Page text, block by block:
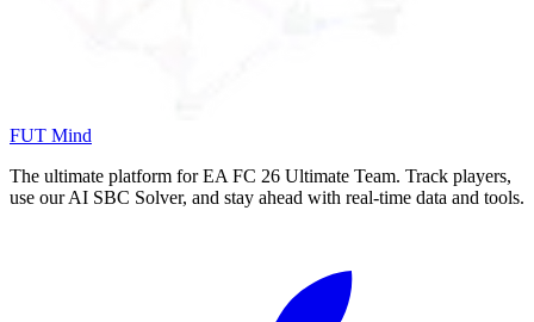
FUT Mind
The ultimate platform for EA FC 26 Ultimate Team. Track players,
use our AI SBC Solver, and stay ahead with real-time data and tools.